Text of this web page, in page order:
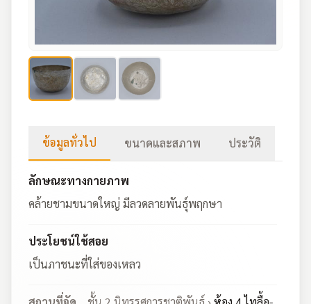
ข้อมูลทั่วไป ขนาดและสภาพ ประวัติ
ลักษณะทางกายภาพ
คล้ายชามขนาดใหญ่ มีลวดลายพันธุ์พฤกษา
ประโยชน์ใช้สอย
เป็นภาชนะที่ใส่ของเหลว